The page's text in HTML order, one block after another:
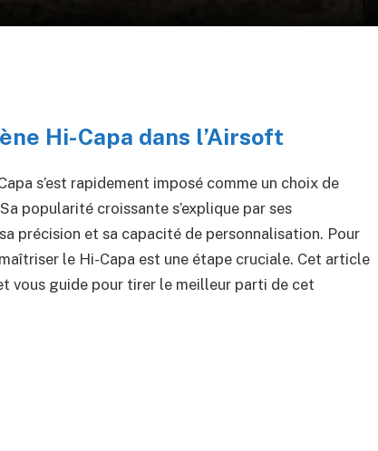
Hi-Capa dans l’Airsoft
s’est rapidement imposé comme un choix de
popularité croissante s’explique par ses
précision et sa capacité de personnalisation. Pour
le Hi-Capa est une étape cruciale. Cet article
vous guide pour tirer le meilleur parti de cet